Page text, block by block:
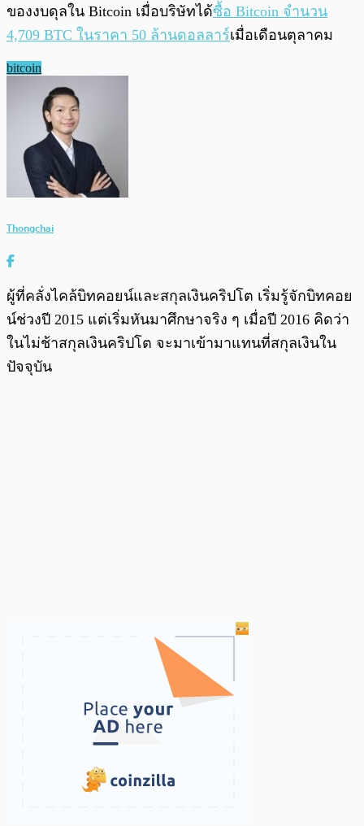
ของงบดุลใน Bitcoin เมื่อบริษัทได้ซื้อ Bitcoin จำนวน
4,709 BTC ในราคา 50 ล้านดอลลาร์เมื่อเดือนตุลาคม
bitcoin
Thongchai
ผู้ที่คลั่งไคล้บิทคอยน์และสกุลเงินคริปโต เริ่มรู้จักบิทคอย
น์ช่วงปี 2015 แต่เริ่มหันมาศึกษาจริง ๆ เมื่อปี 2016 คิดว่า
ในไม่ช้าสกุลเงินคริปโต จะมาเข้ามาแทนที่สกุลเงินใน
ปัจจุบัน